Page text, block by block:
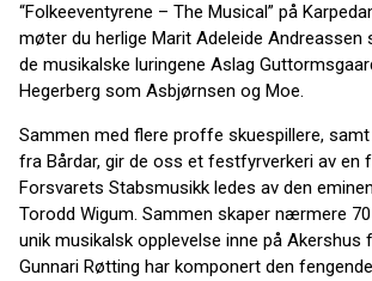
“Folkeeventyrene – The Musical” på
møter du herlige Marit Adeleide
de musikalske luringene Aslag
Hegerberg som Asbjørnsen og Moe.
Sammen med flere proffe skuespillere,
fra Bårdar, gir de oss et festfyrverkeri av en
Forsvarets Stabsmusikk ledes av den
Torodd Wigum. Sammen skaper nærmere
unik musikalsk opplevelse inne på Akershus
Gunnari Røtting har komponert den